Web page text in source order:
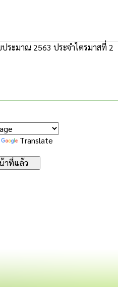
ระมาณ 2563 ประจำไตรมาสที่ 2
Translate